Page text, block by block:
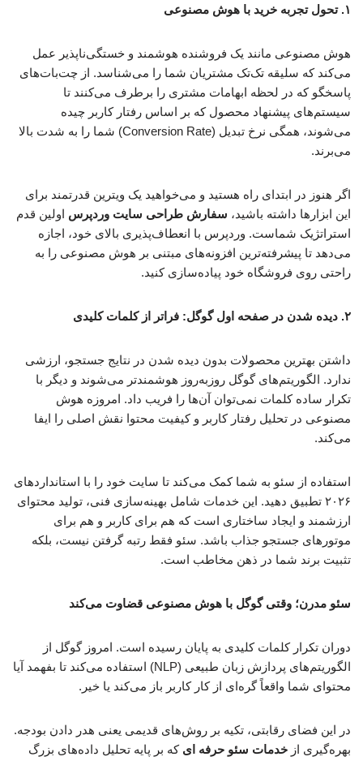
۱. تحول تجربه خرید با هوش مصنوعی
هوش مصنوعی مانند یک فروشنده هوشمند و خستگی‌ناپذیر عمل
می‌کند که سلیقه تک‌تک مشتریان شما را می‌شناسد. از چت‌بات‌های
پاسخگو که در لحظه ابهامات مشتری را برطرف می‌کنند تا
سیستم‌های پیشنهاد محصول که بر اساس رفتار کاربر چیده
می‌شوند، همگی نرخ تبدیل (Conversion Rate) شما را به شدت بالا
می‌برند.
اگر هنوز در ابتدای راه هستید و می‌خواهید یک ویترین قدرتمند برای
این ابزارها داشته باشید، سفارش طراحی سایت وردپرس اولین قدم
استراتژیک شماست. وردپرس با انعطاف‌پذیری بالای خود، اجازه
می‌دهد تا پیشرفته‌ترین افزونه‌های مبتنی بر هوش مصنوعی را به
راحتی روی فروشگاه خود پیاده‌سازی کنید.
۲. دیده شدن در صفحه اول گوگل: فراتر از کلمات کلیدی
داشتن بهترین محصولات بدون دیده شدن در نتایج جستجو، ارزشی
ندارد. الگوریتم‌های گوگل روزبه‌روز هوشمندتر می‌شوند و دیگر با
تکرار ساده کلمات نمی‌توان آن‌ها را فریب داد. امروزه هوش
مصنوعی در تحلیل رفتار کاربر و کیفیت محتوا نقش اصلی را ایفا
می‌کند.
استفاده از سئو به شما کمک می‌کند تا سایت خود را با استانداردهای
۲۰۲۶ تطبیق دهید. این خدمات شامل بهینه‌سازی فنی، تولید محتوای
ارزشمند و ایجاد ساختاری است که هم برای کاربر و هم برای
موتورهای جستجو جذاب باشد. سئو فقط رتبه گرفتن نیست، بلکه
تثبیت برند شما در ذهن مخاطب است.
سئو مدرن؛ وقتی گوگل با هوش مصنوعی قضاوت می‌کند
دوران تکرار کلمات کلیدی به پایان رسیده است. امروز گوگل از
الگوریتم‌های پردازش زبان طبیعی (NLP) استفاده می‌کند تا بفهمد آیا
محتوای شما واقعاً گره‌ای از کار کاربر باز می‌کند یا خیر.
در این فضای رقابتی، تکیه بر روش‌های قدیمی یعنی هدر دادن بودجه.
بهره‌گیری از خدمات سئو حرفه ای که بر پایه تحلیل داده‌های بزرگ